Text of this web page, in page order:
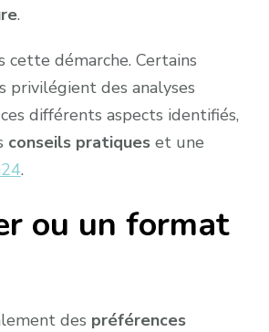
.
démarche. Certains
privilégient des analyses
différents aspects identifiés,
conseils pratiqueset une
.
ou un format
des préférences